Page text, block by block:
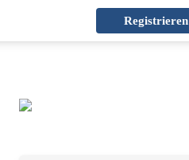
Registrieren